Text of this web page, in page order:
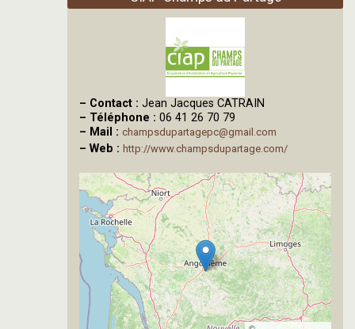
– Contact : Jean Jacques CATRAIN
– Téléphone : 06 41 26 70 79
– Mail : champsdupartagepc@gmail.com
– Web : http://www.champsdupartage.com/